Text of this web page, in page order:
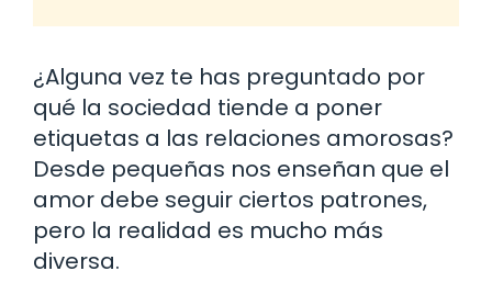
¿Alguna vez te has preguntado por
qué la sociedad tiende a poner
etiquetas a las relaciones amorosas?
Desde pequeñas nos enseñan que el
amor debe seguir ciertos patrones,
pero la realidad es mucho más
diversa.